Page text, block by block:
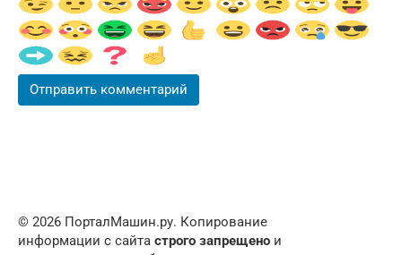
© 2026 ПорталМашин.ру. Копирование
информации с сайта строго запрещено и